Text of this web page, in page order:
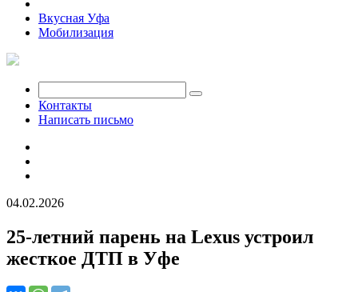
Вкусная Уфа
Мобилизация
Контакты
Написать письмо
04.02.2026
25-летний парень на Lexus устроил
жесткое ДТП в Уфе